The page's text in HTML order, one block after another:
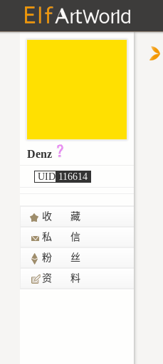
Denz
UID 116614
收 藏
私 信
粉 丝
资 料